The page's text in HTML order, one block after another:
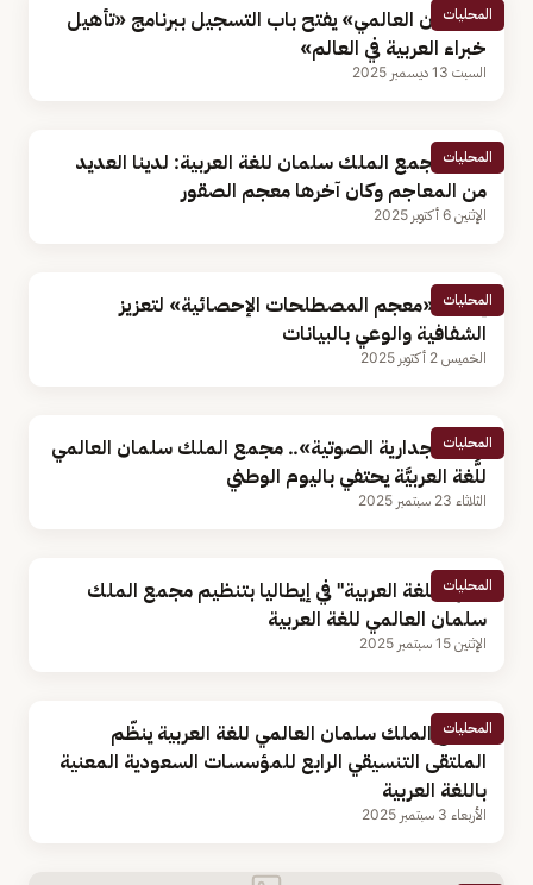
المحليات
«سلمان العالمي» يفتح باب التسجيل ببرنامج «تأهيل
خبراء العربية في العالم»
السبت 13 ديسمبر 2025
المحليات
أمين مجمع الملك سلمان للغة العربية: لدينا العديد
من المعاجم وكان آخرها معجم الصقور
الإثنين 6 أكتوبر 2025
المحليات
إطلاق «معجم المصطلحات الإحصائية» لتعزيز
الشفافية والوعي بالبيانات
الخميس 2 أكتوبر 2025
المحليات
عبر «الجدارية الصوتية».. مجمع الملك سلمان العالمي
للُّغة العربيَّة يحتفي باليوم الوطني
الثلاثاء 23 سبتمبر 2025
المحليات
"شهر اللغة العربية" في إيطاليا بتنظيم مجمع الملك
سلمان العالمي للغة العربية
الإثنين 15 سبتمبر 2025
المحليات
مجمع الملك سلمان العالمي للغة العربية ينظّم
الملتقى التنسيقي الرابع للمؤسسات السعودية المعنية
باللغة العربية
الأربعاء 3 سبتمبر 2025